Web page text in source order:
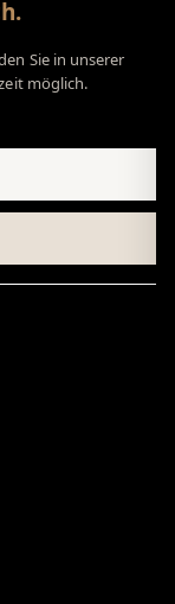
Sie in unserer
möglich.